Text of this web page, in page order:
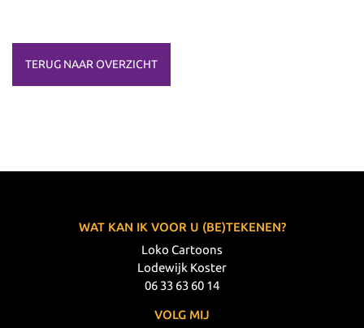
TERUG NAAR OVERZICHT
WAT KAN IK VOOR U (BE)TEKENEN?
Loko Cartoons
Lodewijk Koster
06 33 63 60 14
VOLG MIJ